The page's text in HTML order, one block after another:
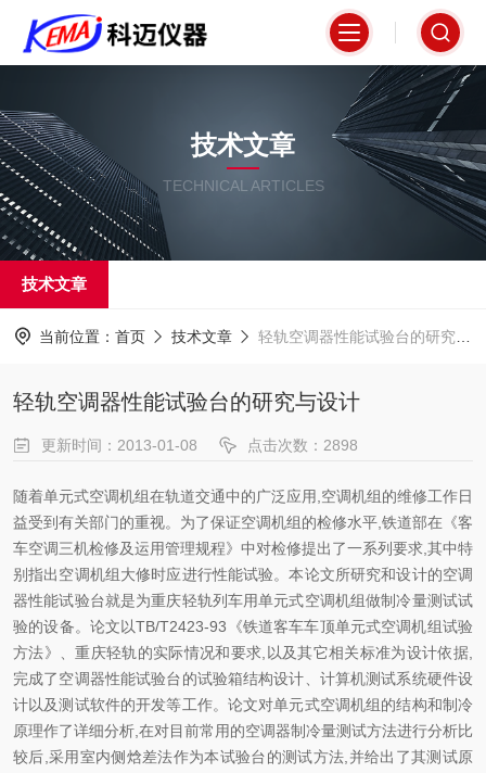
技术文章
TECHNICAL ARTICLES
技术文章
当前位置： 首页 技术文章 轻轨空调器性能试验台的研究与设计
轻轨空调器性能试验台的研究与设计
更新时间：2013-01-08 点击次数：2898
随着单元式空调机组在轨道交通中的广泛应用,空调机组的维修工作日
益受到有关部门的重视。为了保证空调机组的检修水平,铁道部在《客
车空调三机检修及运用管理规程》中对检修提出了一系列要求,其中特
别指出空调机组大修时应进行性能试验。本论文所研究和设计的空调
器性能试验台就是为重庆轻轨列车用单元式空调机组做制冷量测试试
验的设备。论文以TB/T2423-93《铁道客车车顶单元式空调机组试验
方法》、重庆轻轨的实际情况和要求,以及其它相关标准为设计依据,
完成了空调器性能试验台的试验箱结构设计、计算机测试系统硬件设
计以及测试软件的开发等工作。论文对单元式空调机组的结构和制冷
原理作了详细分析,在对目前常用的空调器制冷量测试方法进行分析比
较后,采用室内侧焓差法作为本试验台的测试方法,并给出了其测试原